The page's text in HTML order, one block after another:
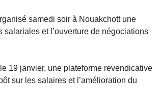
samedi soir à Nouakchott une
et l’ouverture de négociations
19 janvier, une plateforme revendicative
sur les salaires et l’amélioration du